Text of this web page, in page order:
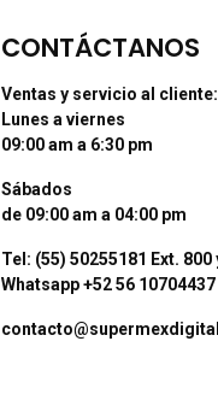
CONTÁCTANOS
Ventas y servicio al cliente:
Lunes a viernes
09:00 am a 6:30 pm
Sábados
de 09:00 am a 04:00 pm
Tel: (55) 50255181 Ext. 800
Whatsapp +52 56 10704437